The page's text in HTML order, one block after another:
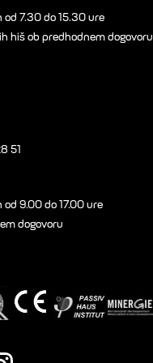
od 7.30 do 15.30 ure
hiš ob predhodnem dogovoru
51
9.00 do 17.00 ure
dogovoru